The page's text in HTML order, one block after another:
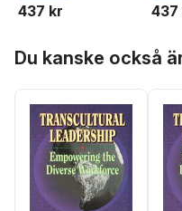
437 kr 437
Du kanske också